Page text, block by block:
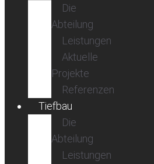
Die
Abteilung
Leistungen
Aktuelle
Projekte
Referenzen
Tiefbau
Die
Abteilung
Leistungen